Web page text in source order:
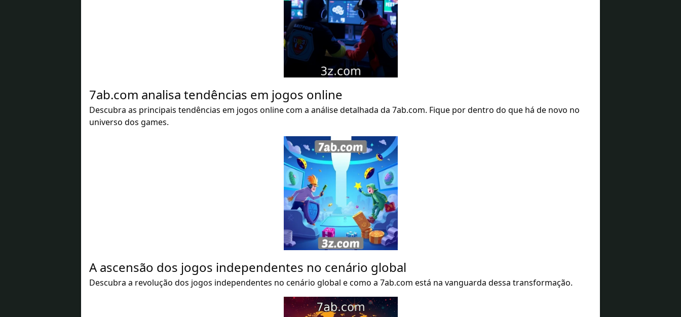
7ab.com analisa tendências em jogos online
Descubra as principais tendências em jogos online com a análise detalhada da 7ab.com. Fique por dentro do que há de novo no
universo dos games.
A ascensão dos jogos independentes no cenário global
Descubra a revolução dos jogos independentes no cenário global e como a 7ab.com está na vanguarda dessa transformação.